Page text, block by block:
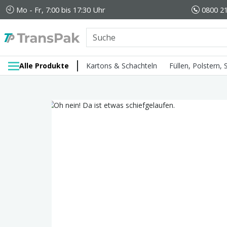
Mo - Fr, 7:00 bis 17:30 Uhr 0800
Alle Produkte Kartons & Schachteln Füllen, Polstern,